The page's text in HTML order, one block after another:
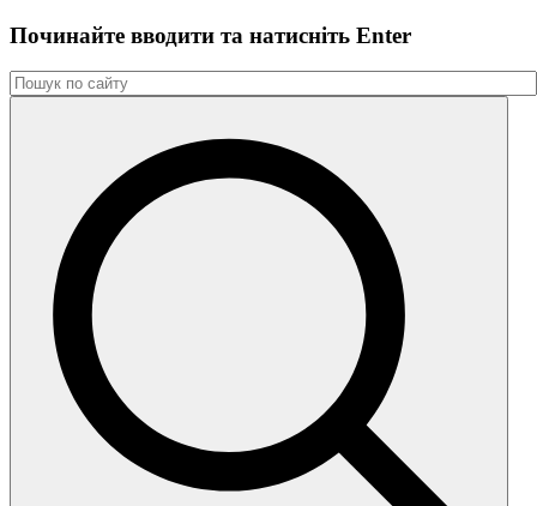
Починайте вводити та натиснiть Enter